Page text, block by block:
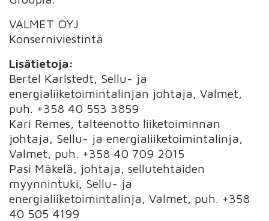
VALMET OYJ
Konserniviestintä
Lisätietoja:
Bertel Karlstedt, Sellu- ja
energialiiketoimintalinjan johtaja, Valmet,
puh. +358 40 553 3859
Kari Remes, talteenotto liiketoiminnan
johtaja, Sellu- ja energialiiketoimintalinja,
Valmet, puh. +358 40 709 2015
Pasi Mäkelä, johtaja, sellutehtaiden
myynnintuki, Sellu- ja
energialiiketoimintalinja, Valmet, puh. +358
40 505 4199